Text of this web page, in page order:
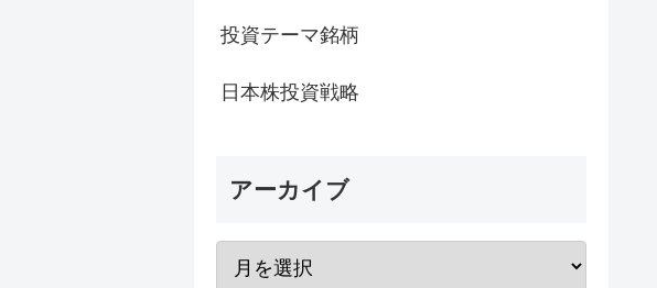
投資テーマ銘柄
日本株投資戦略
アーカイブ